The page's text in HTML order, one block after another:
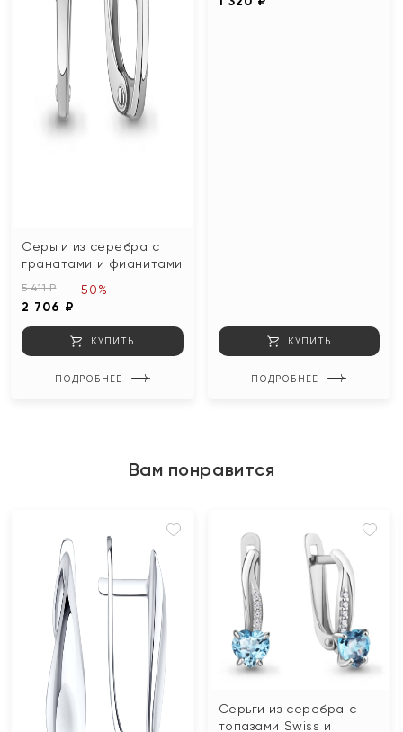
Серьги из серебра с
гранатами и фианитами
5 411 ₽
2 706 ₽
-50%
КУПИТЬ
ПОДРОБНЕЕ
КУПИТЬ
ПОДРОБНЕЕ
Вам понравится
Серьги из серебра с
топазами Swiss и